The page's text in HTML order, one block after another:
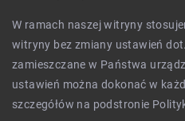
W ramach naszej witryny
witryny bez zmiany ustawień
zamieszczane w Państwa
ustawień można dokonać w
szczegółów na podstronie